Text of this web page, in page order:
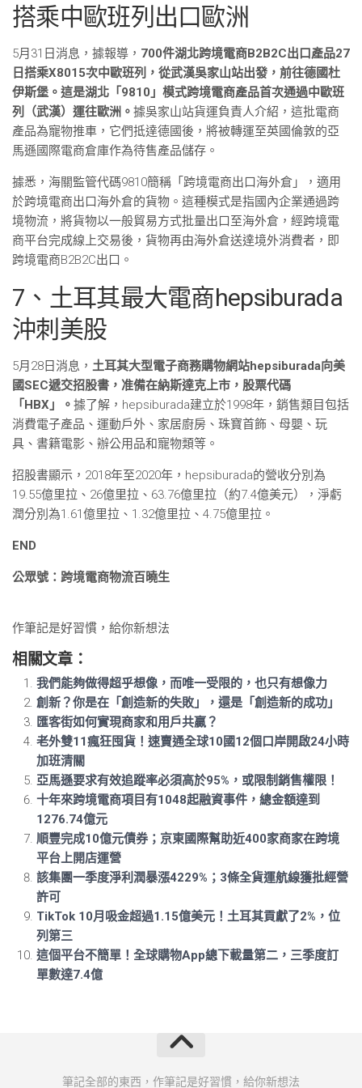
搭乘中歐班列出口歐洲
5月31日消息，據報導， 700件湖北跨境電商B2B2C出口產品27
日搭乘X8015次中歐班列，從武漢吳家山站出發，前往德國杜
伊斯堡。這是湖北「9810」模式跨境電商產品首次通過中歐班
列（武漢）運往歐洲。 據吳家山站貨運負責人介紹，這批電商
產品為寵物推車，它們抵達德國後，將被轉運至英國倫敦的亞
馬遜國際電商倉庫作為待售產品儲存。
據悉，海關監管代碼9810簡稱「跨境電商出口海外倉」，適用
於跨境電商出口海外倉的貨物。這種模式是指國內企業通過跨
境物流，將貨物以一般貿易方式批量出口至海外倉，經跨境電
商平台完成線上交易後，貨物再由海外倉送達境外消費者，即
跨境電商B2B2C出口。
7、土耳其最大電商hepsiburada
沖刺美股
5月28日消息， 土耳其大型電子商務購物網站hepsiburada向美
國SEC遞交招股書，准備在納斯達克上市，股票代碼
「HBX」。 據了解，hepsiburada建立於1998年，銷售類目包括
消費電子產品、運動戶外、家居廚房、珠寶首飾、母嬰、玩
具、書籍電影、辦公用品和寵物類等。
招股書顯示，2018年至2020年，hepsiburada的營收分別為
19.55億里拉、26億里拉、63.76億里拉（約7.4億美元），淨虧
潤分別為1.61億里拉、1.32億里拉、4.75億里拉。
END
公眾號：跨境電商物流百曉生
作筆記是好習慣，給你新想法
相關文章：
我們能夠做得超乎想像，而唯一受限的，也只有想像力
創新？你是在「創造新的失敗」，還是「創造新的成功」
匯客街如何實現商家和用戶共贏？
老外雙11瘋狂囤貨！速賣通全球10國12個口岸開啟24小時
加班清關
亞馬遜要求有效追蹤率必須高於95%，或限制銷售權限！
十年來跨境電商項目有1048起融資事件，總金額達到
1276.74億元
順豐完成10億元債券；京東國際幫助近400家商家在跨境
平台上開店運營
該集團一季度淨利潤暴漲4229%；3條全貨運航線獲批經營
許可
TikTok 10月吸金超過1.15億美元！土耳其貢獻了2%，位
列第三
這個平台不簡單！全球購物App總下載量第二，三季度訂
單數達7.4億
筆記全部的東西，作筆記是好習慣，給你新想法